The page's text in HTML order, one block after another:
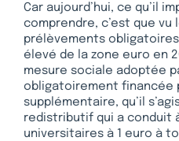
Car aujourd’hui, ce qu’il
comprendre, c’est que vu
prélèvements
élevé de la zone euro en
mesure sociale adoptée
obligatoirement financée
supplémentaire, qu’il
redistributif qui a conduit
universitaires à 1 euro à